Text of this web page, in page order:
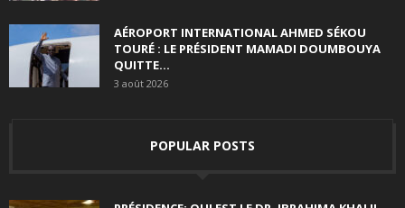
AÉROPORT INTERNATIONAL AHMED SÉKOU
TOURÉ : LE PRÉSIDENT MAMADI DOUMBOUYA
QUITTE...
3 août 2026
POPULAR POSTS